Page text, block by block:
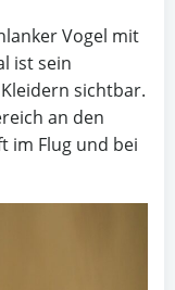
Vogel mit
ist sein
sichtbar.
an den
im Flug und bei